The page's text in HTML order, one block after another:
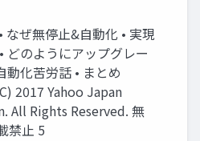
なぜ無停止&自動化 • 実現
どのようにアップグレー
動化苦労話 • まとめ
2017 Yahoo Japan
All Rights Reserved. 無
禁止 5